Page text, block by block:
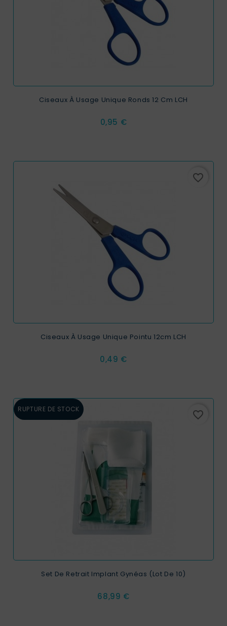
Ciseaux À Usage Unique Ronds 12 Cm LCH
Prix
0,95 €
favorite_border
Ciseaux À Usage Unique Pointu 12cm LCH
Prix
0,49 €
RUPTURE DE STOCK favorite_border
Set De Retrait Implant Gynéas (Lot De 10)
Prix
68,99 €